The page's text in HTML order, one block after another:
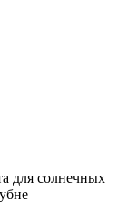
для солнечных